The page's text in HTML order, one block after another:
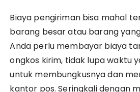
Biaya pengiriman bisa mahal
barang besar atau barang
Anda perlu membayar biaya
ongkos kirim, tidak lupa waktu
untuk membungkusnya dan
kantor pos. Seringkali dengan